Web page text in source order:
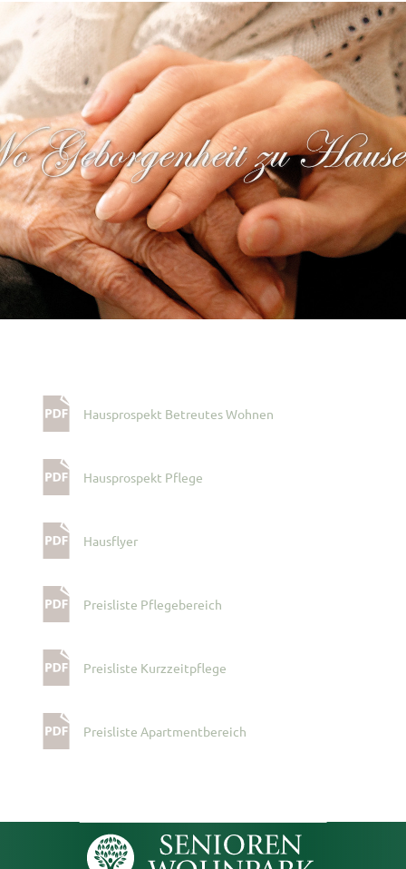
Hausprospekt Betreutes Wohnen
Hausprospekt Pflege
Hausflyer
Preisliste Pflegebereich
Preisliste Kurzzeitpflege
Preisliste Apartmentbereich